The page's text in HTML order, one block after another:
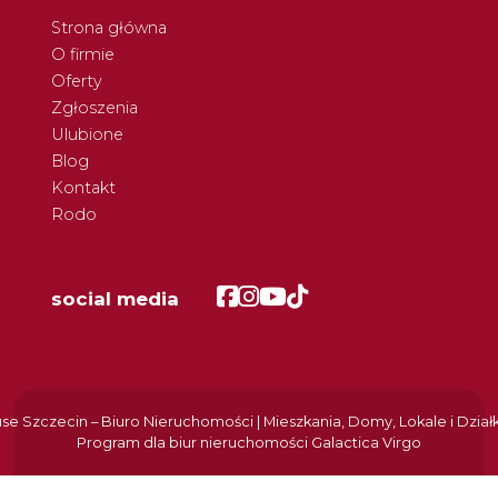
Strona główna
O firmie
Oferty
Zgłoszenia
Ulubione
Blog
Kontakt
Rodo
social media Facebook
Facebook
Facebook
Facebook
Szczecin – Biuro Nieruchomości | Mieszkania, Domy, Lokale i
Program dla biur nieruchomości Galactica Virgo